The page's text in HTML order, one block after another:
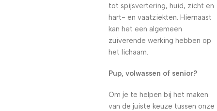
tot spijsvertering, huid, zicht en
hart- en vaatziekten. Hiernaast
kan het een algemeen
zuiverende werking hebben op
het lichaam.
Pup, volwassen of senior?
Om je te helpen bij het maken
van de juiste keuze tussen onze